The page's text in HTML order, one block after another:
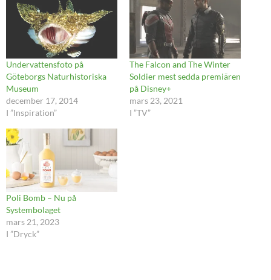
Undervattensfoto på
Göteborgs Naturhistoriska
Museum
december 17, 2014
I ”Inspiration”
The Falcon and The Winter
Soldier mest sedda premiären
på Disney+
mars 23, 2021
I ”TV”
Poli Bomb – Nu på
Systembolaget
mars 21, 2023
I ”Dryck”